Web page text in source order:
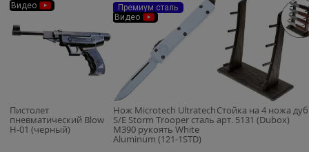
Видео
Пистолет
пневматический Blow
H-01 (черный)
Премиум сталь
Видео
Нож Microtech Ultratech
S/E Storm Trooper сталь
M390 рукоять White
Aluminum (121-1STD)
Стойка на 4 ножа дуб
арт. 5131 (Dubox)